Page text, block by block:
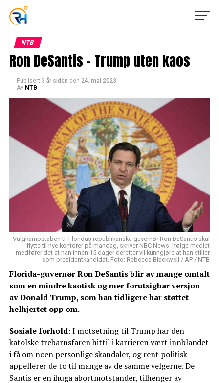
NTB
Ron DeSantis – Trump uten kaos
Publisert 3 år siden den 24. mai 2023
Av NTB
Valgkampstaben til Floridas republikanske guvernør Ron DeSantis skal
flytte til nye kontorer på mandag, skriver NBC News. Ifølge mediet
medfører det at han innen 15 dager deretter vil kunngjøre at han stiller
som presidentkandidat. Foto: Rebecca Blackwell / AP / NTB
Florida-guvernør Ron DeSantis blir av mange omtalt
som en mindre kaotisk og mer forutsigbar versjon
av Donald Trump, som han tidligere har støttet
helhjertet opp om.
Sosiale forhold: I motsetning til Trump har den
katolske trebarnsfaren hittil i karrieren vært innblandet
i få om noen personlige skandaler, og rent politisk
appellerer de to til mange av de samme velgerne. De
Santis er en ihuga abortmotstander, tilhenger av